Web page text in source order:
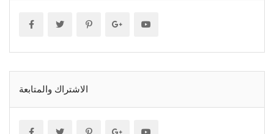
الاشتراك والمتابعة